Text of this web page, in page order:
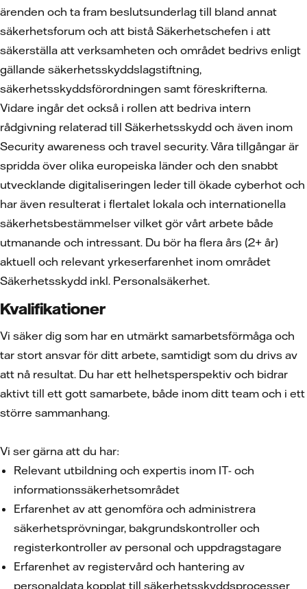
ärenden och ta fram beslutsunderlag till bland annat
säkerhetsforum och att bistå Säkerhetschefen i att
säkerställa att verksamheten och området bedrivs enligt
gällande säkerhetsskyddslagstiftning,
säkerhetsskyddsförordningen samt föreskrifterna.
Vidare ingår det också i rollen att bedriva intern
rådgivning relaterad till Säkerhetsskydd och även inom
Security awareness och travel security. Våra tillgångar är
spridda över olika europeiska länder och den snabbt
utvecklande digitaliseringen leder till ökade cyberhot och
har även resulterat i flertalet lokala och internationella
säkerhetsbestämmelser vilket gör vårt arbete både
utmanande och intressant. Du bör ha flera års (2+ år)
aktuell och relevant yrkeserfarenhet inom området
Säkerhetsskydd inkl. Personalsäkerhet.
Kvalifikationer
Vi säker dig som har en utmärkt samarbetsförmåga och
tar stort ansvar för ditt arbete, samtidigt som du drivs av
att nå resultat. Du har ett helhetsperspektiv och bidrar
aktivt till ett gott samarbete, både inom ditt team och i ett
större sammanhang.
Vi ser gärna att du har:
Relevant utbildning och expertis inom IT- och
informationssäkerhetsområdet
Erfarenhet av att genomföra och administrera
säkerhetsprövningar, bakgrundskontroller och
registerkontroller av personal och uppdragstagare
Erfarenhet av registervård och hantering av
personaldata kopplat till säkerhetsskyddsprocesser